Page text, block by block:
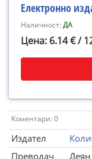
Електронно
Наличност:ДА
Цена: 6.14 € /
Коментари: 0
Издател
Преводач